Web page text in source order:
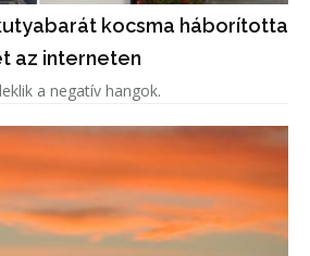
kocsma háborította
az interneten
a negatív hangok.